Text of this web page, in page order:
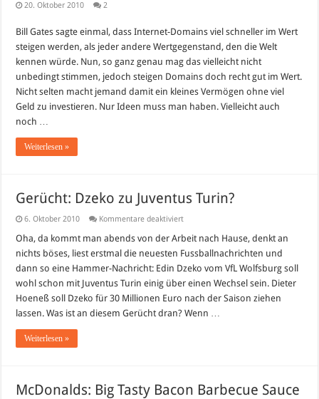
20. Oktober 2010 2
Bill Gates sagte einmal, dass Internet-Domains viel schneller im Wert
steigen werden, als jeder andere Wertgegenstand, den die Welt
kennen würde. Nun, so ganz genau mag das vielleicht nicht
unbedingt stimmen, jedoch steigen Domains doch recht gut im Wert.
Nicht selten macht jemand damit ein kleines Vermögen ohne viel
Geld zu investieren. Nur Ideen muss man haben. Vielleicht auch
noch …
Weiterlesen »
Gerücht: Dzeko zu Juventus Turin?
6. Oktober 2010 Kommentare deaktiviertfür
Dzeko
Juventus
Turin?
Oha, da kommt man abends von der Arbeit nach Hause, denkt an
nichts böses, liest erstmal die neuesten Fussballnachrichten und
dann so eine Hammer-Nachricht: Edin Dzeko vom VfL Wolfsburg soll
wohl schon mit Juventus Turin einig über einen Wechsel sein. Dieter
Hoeneß soll Dzeko für 30 Millionen Euro nach der Saison ziehen
lassen. Was ist an diesem Gerücht dran? Wenn …
Weiterlesen »
McDonalds: Big Tasty Bacon Barbecue Sauce